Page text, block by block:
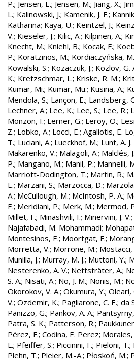
P.; Jensen, E.; Jensen, M.; Jiang, X.;
L.; Kalinowski, J.; Kamenik, J. F.;
Katharina; Kaya, U.; Keintzel, J.;
V.; Kieseler, J.; Kilic, A.; Kilpinen, A.;
Knecht, M.; Kniehl, B.; Kocak, F.;
P.; Koratzinos, M.; Kordiaczyńska, M.
Kowalski, S.; Kozaczuk, J.; Kozlov, G.
K.; Kretzschmar, L.; Kriske, R. M.;
Kumar, Mi.; Kumar, Mu.; Kusina, A.;
Mendola, S.; Lançon, E.; Landsberg,
Lechner, A.; Lee, K.; Lee, S.; Lee, R.;
Monzon, I.; Lerner, G.; Leroy, O.;
Z.; Lobko, A.; Locci, E.; Agaliotis, E.
T.; Luciani, A.; Lueckhof, M.; Lunt, A. J.
Makarenko, V.; Malagoli, A.; Malclés, J.
P.; Mangano, M.; Manil, P.; Mannelli,
Marriott-Dodington, T.; Martin, R.;
E.; Marzani, S.; Marzocca, D.;
A.; McCullough, M.; McIntosh, P. A.;
E.; Meridiani, P.; Merk, M.; Mermod,
Millet, F.; Minashvili, I.; Minervini, J. V.;
Najafabadi, M. Mohammadi;
Montesinos, E.; Moortgat, F.;
Morretta, V.; Morrone, M.; Mostacci,
Munilla, J.; Murray, M. J.; Muttoni, Y.;
Nesterenko, A. V.; Nettsträter, A.;
S. A.; Nisati, A.; No, J. M.; Nonis, M.;
Okorokov, V. A.; Okumura, Y.; Oleari,
V.; Özdemir, K.; Pagliarone, C. E.; da
Panizzo, G.; Pankov, A. A.;
Patra, S. K.; Patterson, R.;
Pérez, F.; Codina, E. Perez;
L.; Pfeiffer, S.; Piccinini, F.; Pieloni, T.;
Plehn, T.; Pleier, M.-A.; Płoskoń, M.;